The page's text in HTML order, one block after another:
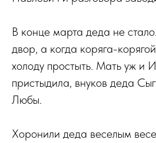
В конце марта деда не
двор, а когда коряга-
холоду простыть. Мать уж и
пристыдила, внуков деда
Любы.
Хоронили деда веселым